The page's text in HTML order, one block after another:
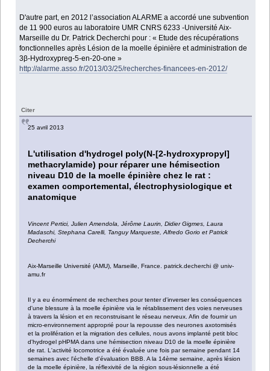
D'autre part, en 2012 l’association ALARME a accordé une subvention
de 11 900 euros au laboratoire UMR CNRS 6233 -Université Aix-
Marseille du Dr. Patrick Decherchi pour : « Etude des récupérations
fonctionnelles après Lésion de la moelle épinière et administration de
3β-Hydroxypreg-5-en-20-one »
http://alarme.asso.fr/2013/03/25/recherches-financees-en-2012/
Citer
25 avril 2013
L'utilisation d'hydrogel poly(N-[2-hydroxypropyl]
methacrylamide) pour réparer une hémisection
niveau D10 de la moelle épinière chez le rat :
examen comportemental, électrophysiologique et
anatomique
Vincent Pertici, Julien Amendola, Jérôme Laurin, Didier Gigmes, Laura
Madaschi, Stephana Carelli, Tanguy Marqueste, Alfredo Gorio et Patrick
Decherchi
Aix-Marseille Université (AMU), Marseille, France. patrick.decherchi @ univ-
amu.fr
Il y a eu énormément de recherches pour tenter d'inverser les conséquences
d'une blessure à la moelle épinière via le rétablissement des voies nerveuses
à travers la lésion et en reconstruisant le réseau nerveux. Afin de fournir un
micro-environnement approprié pour la repousse des neurones axotomisés
et la prolifération et la migration des cellules, nous avons implanté petit bloc
d'hydrogel pHPMA dans une hémisection niveau D10 de la moelle épinière
de rat. L'activité locomotrice a été évaluée une fois par semaine pendant 14
semaines avec l'échelle d'évaluation BBB. A la 14ème semaine, après lésion
de la moelle épinière, la réflexivité de la région sous-lésionnelle a été